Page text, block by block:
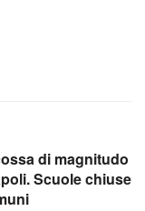
di magnitudo
Scuole chiuse